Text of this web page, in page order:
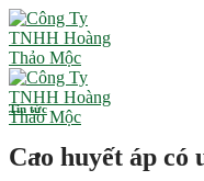
Skip
to
content
Tin tức
Cao huyết áp có